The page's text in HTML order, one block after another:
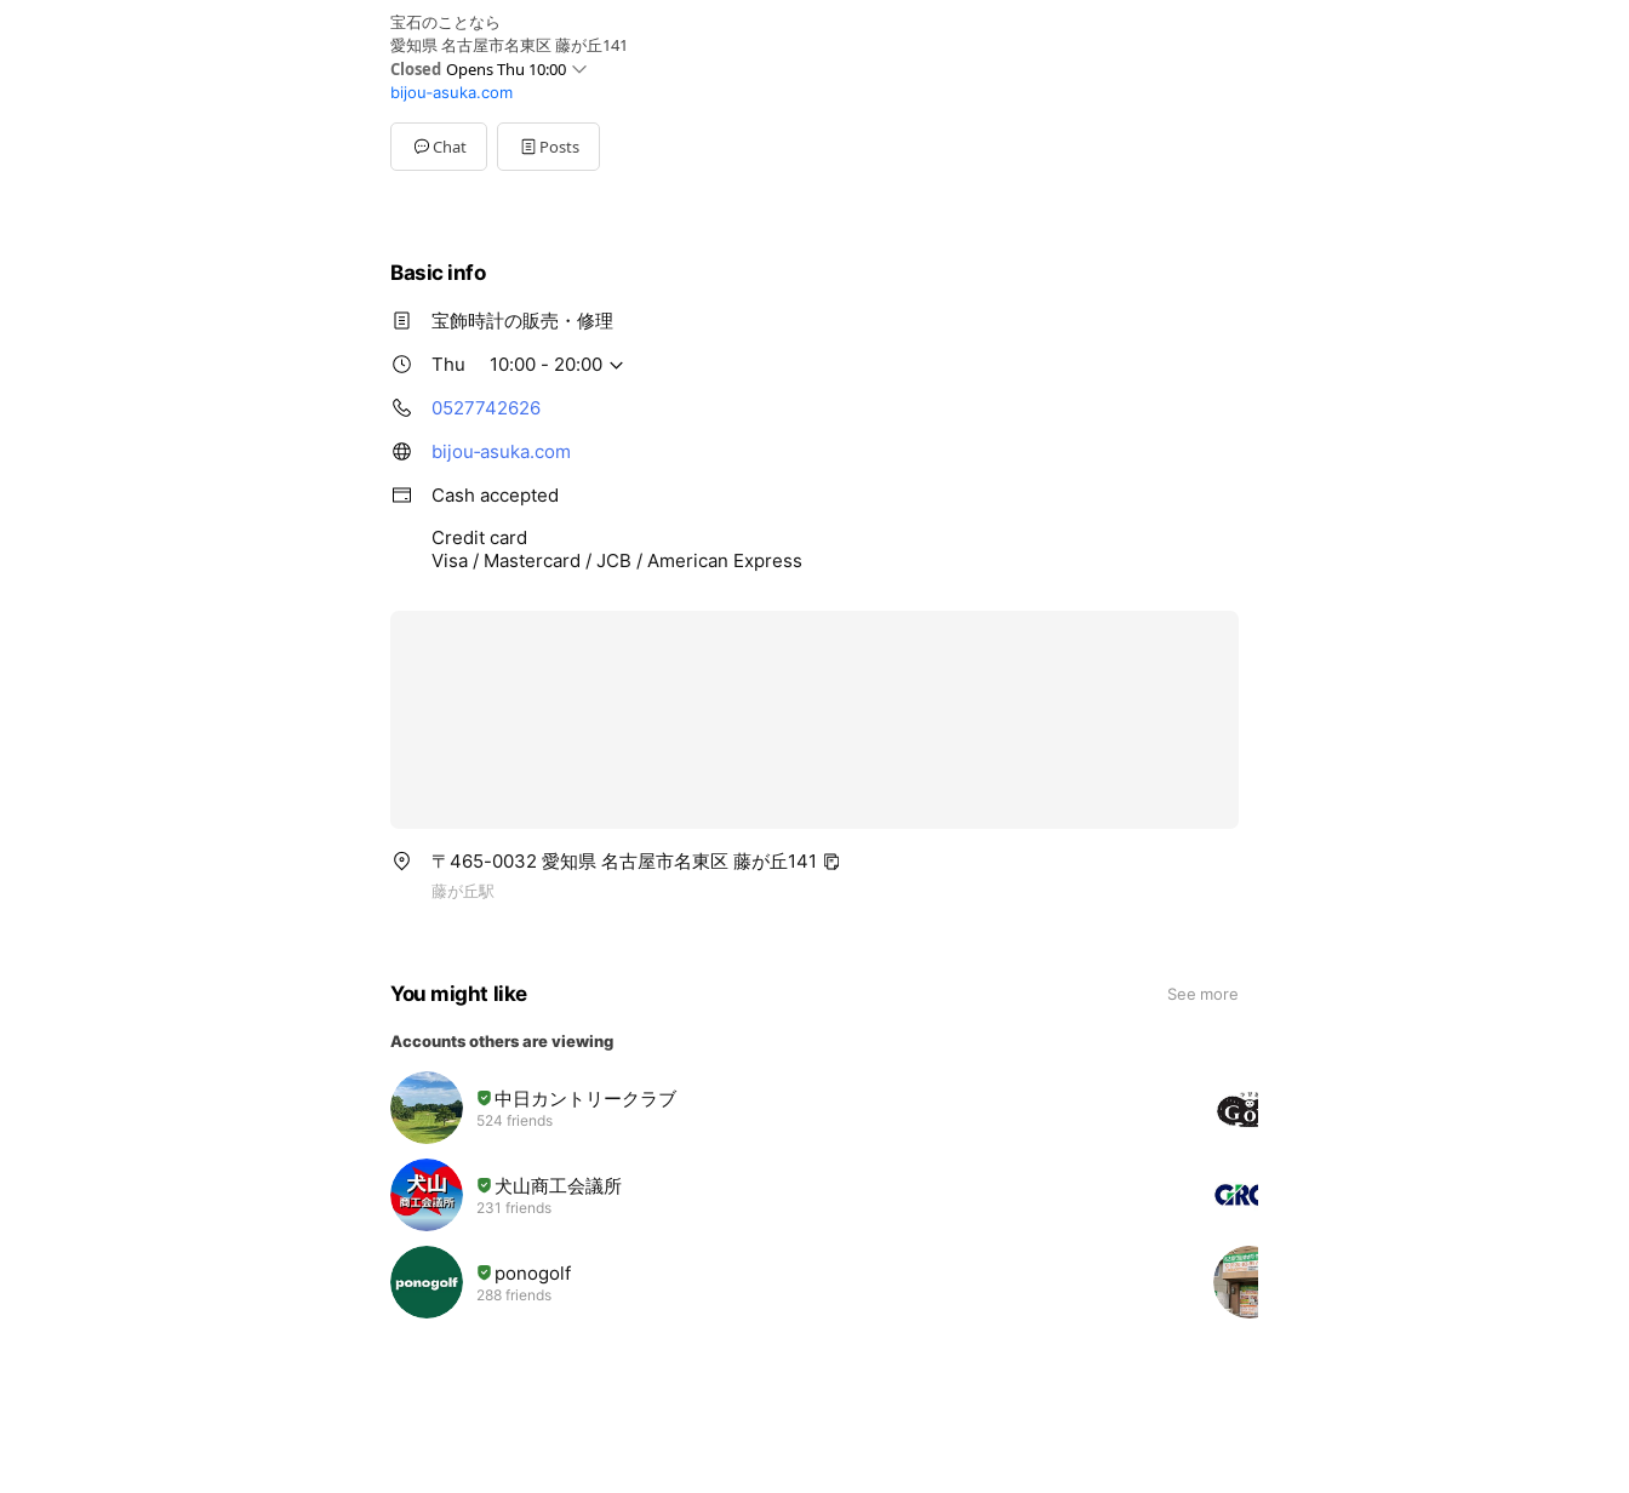
宝石のことなら
愛知県 名古屋市名東区 藤が丘141
Closed Opens Thu 10:00
SunClosed
Mon10:00 - 20:00
Tue10:00 - 20:00
Wed10:00 - 20:00
bijou‐asuka.com
Chat Posts
Basic info
宝飾時計の販売・修理
Thu
10:00 - 20:00
0527742626
bijou‐asuka.com
Cash accepted
Credit card
Visa / Mastercard / JCB / American Express
〒465-0032 愛知県 名古屋市名東区 藤が丘141
藤が丘駅
You might like See more
Accounts others are viewing
中日カントリークラブ
524 friends
犬山商工会議所
231 friends
ponogolf
288 friends